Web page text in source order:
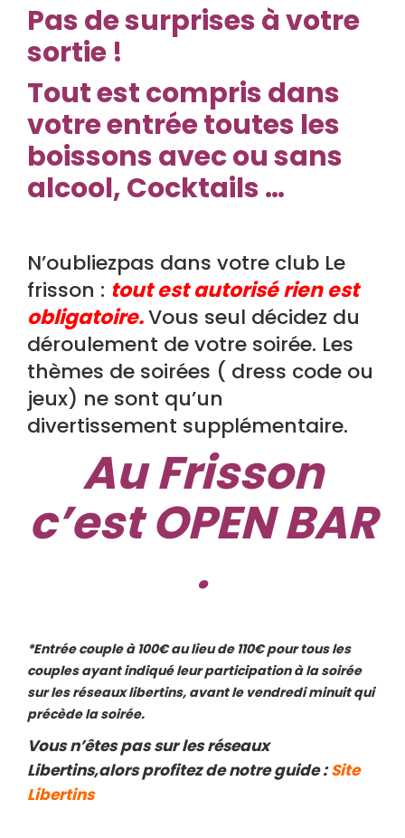
Pas de surprises à votre
sortie !
Tout est compris dans
votre entrée toutes les
boissons avec ou sans
alcool, Cocktails …
N’oubliezpas dans votre club Le
frisson : tout est autorisé rien est
obligatoire.Vous seul décidez du
déroulement de votre soirée. Les
thèmes de soirées ( dress code ou
jeux) ne sont qu’un
divertissement supplémentaire.
Au Frisson
c’est OPEN BAR
.
*Entrée couple à 100€ au lieu de 110€ pour tous les
couples ayant indiqué leur participation à la soirée
sur les réseaux libertins, avant le vendredi minuit qui
précède la soirée.
Vous n’êtes pas sur les réseaux
Libertins,alors profitez de notre guide :Site
Libertins